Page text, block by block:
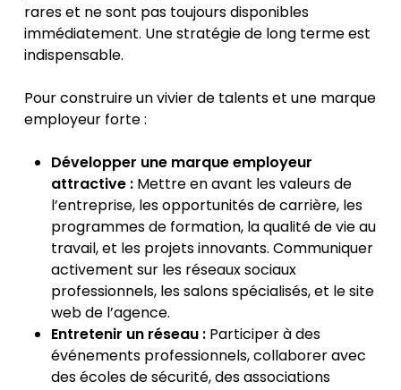
rares et ne sont pas toujours disponibles
immédiatement. Une stratégie de long terme est
indispensable.
Pour construire un vivier de talents et une marque
employeur forte :
Développer une marque employeur
attractive :Mettre en avant les valeurs de
l’entreprise, les opportunités de carrière, les
programmes de formation, la qualité de vie au
travail, et les projets innovants. Communiquer
activement sur les réseaux sociaux
professionnels, les salons spécialisés, et le site
web de l’agence.
Entretenir un réseau :Participer à des
événements professionnels, collaborer avec
des écoles de sécurité, des associations